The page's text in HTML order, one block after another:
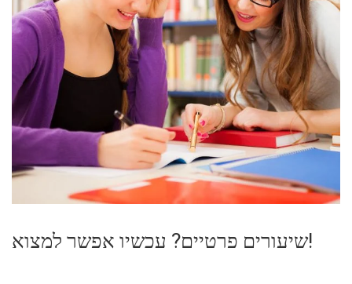
שיעורים פרטיים? עכשיו אפשר למצוא!